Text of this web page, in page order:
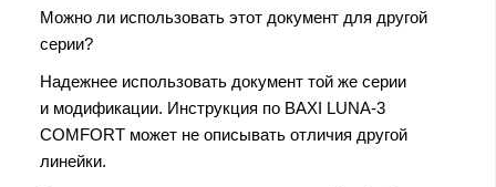
Можно ли использовать этот документ для другой
серии?
Надежнее использовать документ той же серии
и модификации. Инструкция по BAXI LUNA-3
COMFORT может не описывать отличия другой
линейки.